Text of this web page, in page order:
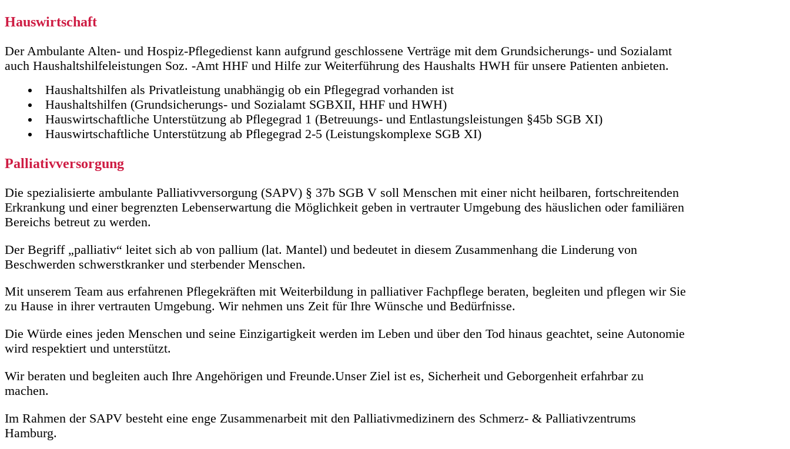
Hauswirtschaft
Der Ambulante Alten- und Hospiz-Pflegedienst kann aufgrund geschlossene Verträge mit dem Grundsicherungs- und Sozialamt
auch Haushaltshilfeleistungen Soz. -Amt HHF und Hilfe zur Weiterführung des Haushalts HWH für unsere Patienten anbieten.
Haushaltshilfen als Privatleistung unabhängig ob ein Pflegegrad vorhanden ist
Haushaltshilfen (Grundsicherungs- und Sozialamt SGBXII, HHF und HWH)
Hauswirtschaftliche Unterstützung ab Pflegegrad 1 (Betreuungs- und Entlastungsleistungen §45b SGB XI)
Hauswirtschaftliche Unterstützung ab Pflegegrad 2-5 (Leistungskomplexe SGB XI)
Palliativversorgung
Die spezialisierte ambulante Palliativversorgung (SAPV) § 37b SGB V soll Menschen mit einer nicht heilbaren, fortschreitenden
Erkrankung und einer begrenzten Lebenserwartung die Möglichkeit geben in vertrauter Umgebung des häuslichen oder familiären
Bereichs betreut zu werden.
Der Begriff „palliativ“ leitet sich ab von pallium (lat. Mantel) und bedeutet in diesem Zusammenhang die Linderung von
Beschwerden schwerstkranker und sterbender Menschen.
Mit unserem Team aus erfahrenen Pflegekräften mit Weiterbildung in palliativer Fachpflege beraten, begleiten und pflegen wir Sie
zu Hause in ihrer vertrauten Umgebung. Wir nehmen uns Zeit für Ihre Wünsche und Bedürfnisse.
Die Würde eines jeden Menschen und seine Einzigartigkeit werden im Leben und über den Tod hinaus geachtet, seine Autonomie
wird respektiert und unterstützt.
Wir beraten und begleiten auch Ihre Angehörigen und Freunde.Unser Ziel ist es, Sicherheit und Geborgenheit erfahrbar zu
machen.
Im Rahmen der SAPV besteht eine enge Zusammenarbeit mit den Palliativmedizinern des Schmerz- & Palliativzentrums
Hamburg.